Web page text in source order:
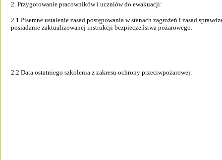
2. Przygotowanie pracowników i uczniów do ewakuacji:
2.1 Pisemne ustalenie zasad postępowania w stanach zagrożeń i zasad
posiadanie zaktualizowanej instrukcji bezpieczeństwa pożarowego:
2.2 Data ostatniego szkolenia z zakresu ochrony